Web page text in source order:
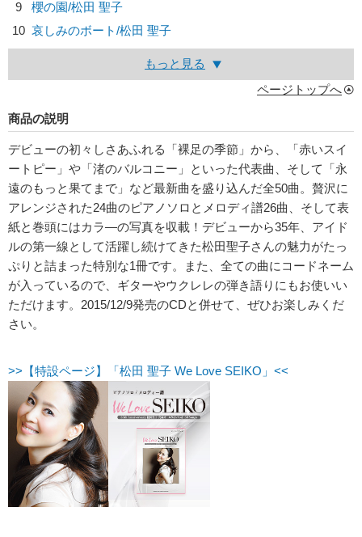
9
櫻の園/松田 聖子
10 哀しみのボート/松田 聖子
もっと見る
ページトップへ
商品の説明
デビューの初々しさあふれる「裸足の季節」から、「赤いスイ
ートピー」や「渚のバルコニー」といった代表曲、そして「永
遠のもっと果てまで」など最新曲を盛り込んだ全50曲。贅沢に
アレンジされた24曲のピアノソロとメロディ譜26曲、そして表
紙と巻頭にはカラ―の写真を収載！デビューから35年、アイド
ルの第一線として活躍し続けてきた松田聖子さんの魅力がたっ
ぷりと詰まった特別な1冊です。また、全ての曲にコードネーム
が入っているので、ギターやウクレレの弾き語りにもお使いい
ただけます。2015/12/9発売のCDと併せて、ぜひお楽しみくだ
さい。
>>【特設ページ】「松田 聖子 We Love SEIKO」<<